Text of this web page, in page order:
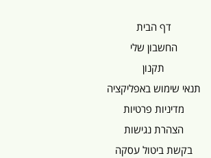
דף הבית
החשבון שלי
תקנון
תנאי שימוש באפליקציה
מדיניות פרטיות
הצהרת נגישות
בקשת ביטול עסקה